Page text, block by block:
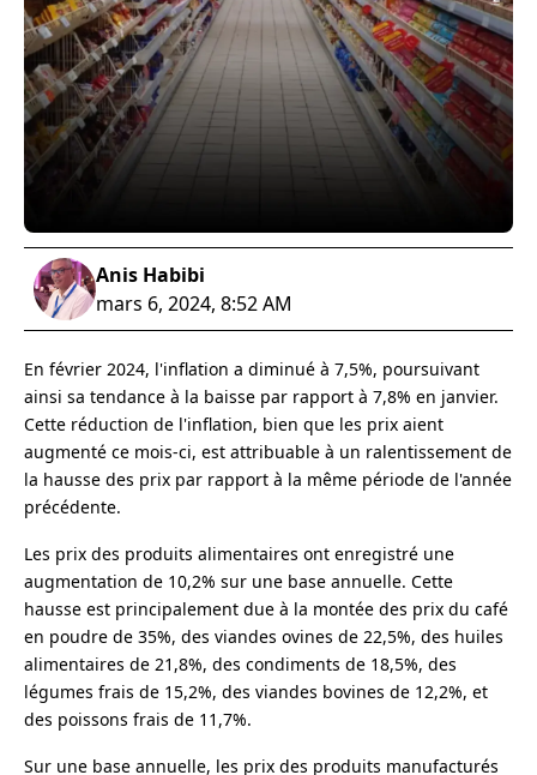
Anis Habibi
mars 6, 2024, 8:52 AM
En février 2024, l'inflation a diminué à 7,5%, poursuivant
ainsi sa tendance à la baisse par rapport à 7,8% en janvier.
Cette réduction de l'inflation, bien que les prix aient
augmenté ce mois-ci, est attribuable à un ralentissement de
la hausse des prix par rapport à la même période de l'année
précédente.
Les prix des produits alimentaires ont enregistré une
augmentation de 10,2% sur une base annuelle. Cette
hausse est principalement due à la montée des prix du café
en poudre de 35%, des viandes ovines de 22,5%, des huiles
alimentaires de 21,8%, des condiments de 18,5%, des
légumes frais de 15,2%, des viandes bovines de 12,2%, et
des poissons frais de 11,7%.
Sur une base annuelle, les prix des produits manufacturés